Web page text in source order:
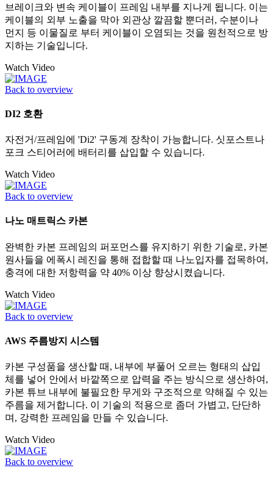
브레이크와 변속 케이블이 프레임 내부를 지나게 됩니다. 이는
케이블의 외부 노출을 막아 외관상 깔끔할 뿐더러, 수분이나
먼지 등 이물질로 부터 케이블이 오염되는 것을 원천적으로 방
지하는 기술입니다.
Watch Video
Back to overview
DI2 호환
자전거/프레임에 'Di2' 구동계 장착이 가능합니다. 싯포스트나
포크 스티어러에 배터리를 삽입할 수 있습니다.
Watch Video
Back to overview
나노 매트릭스 카본
완벽한 카본 프레임의 퍼포먼스를 유지하기 위한 기술로, 카본
원사들을 에폭시 레진을 통해 접합할 때 나노입자를 접목하여,
충격에 대한 저항력을 약 40% 이상 향상시켰습니다.
Watch Video
Back to overview
AWS 주름방지 시스템
카본 구성품을 생산할 때, 내부에 부풀어 오르는 형태의 삽입
체를 넣어 안에서 바깥쪽으로 압력을 주는 방식으로 생산하여,
카본 튜브 내부에 불필요한 무게와 구조적으로 약해질 수 있는
주름을 제거합니다. 이 기술의 적용으로 좀더 가볍고, 단단하
며, 강력한 프레임을 만들 수 있습니다.
Watch Video
Back to overview